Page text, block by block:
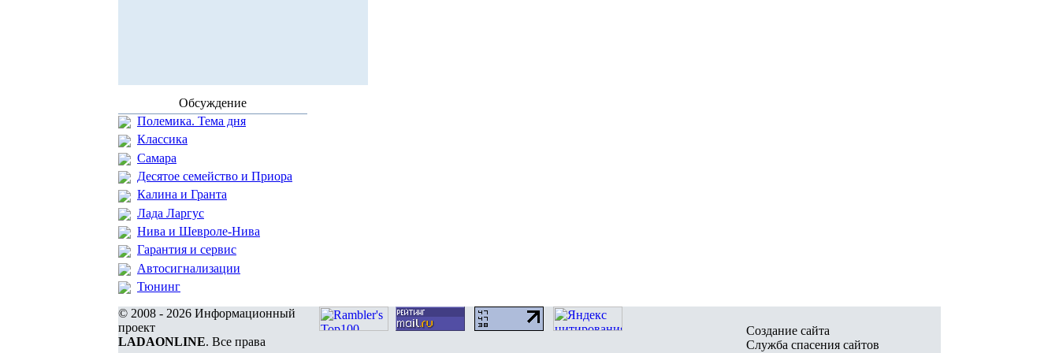
Обсуждение
Полемика. Тема дня
Классика
Самара
Десятое семейство и Приора
Калина и Гранта
Лада Ларгус
Нива и Шевроле-Нива
Гарантия и сервис
Автосигнализации
Тюнинг
© 2008 - 2026 Информационный
проект
LADAONLINE. Все права
Создание сайта
Служба спасения сайтов